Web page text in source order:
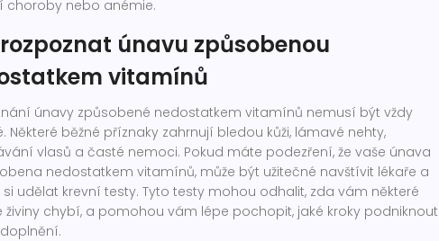
choroby nebo anémie.
únavu způsobenou
vitamínů
únavy způsobené nedostatkem vitamínů nemusí být vždy
Některé běžné příznaky zahrnují bledou kůži, lámavé nehty,
vlasů a časté nemoci. Pokud máte podezření, že vaše únava
nedostatkem vitamínů, může být užitečné navštívit lékaře a
udělat krevní testy. Tyto testy mohou odhalit, zda vám některé
živiny chybí, a pomohou vám lépe pochopit, jaké kroky podniknout